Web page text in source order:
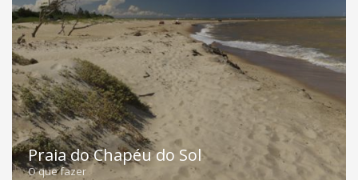
Praia do Chapéu do Sol
O que fazer